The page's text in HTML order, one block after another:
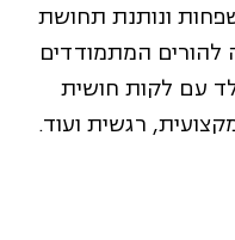
ונותנת תחושת
להורים המתמודדים
עם לקות חושית
רגשית ועוד.